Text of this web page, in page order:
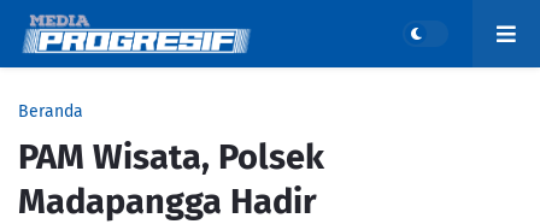
Beranda
PAM Wisata, Polsek
Madapangga Hadir